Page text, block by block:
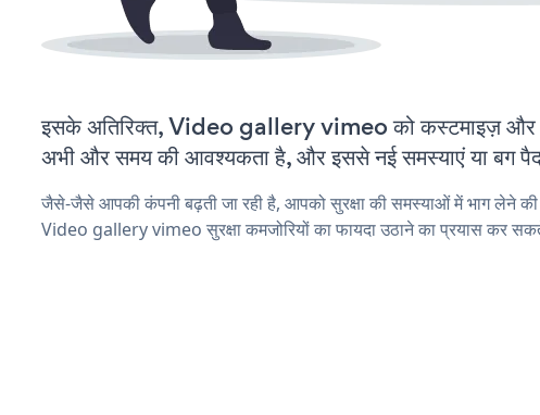
इसके अतिरिक्त, Video gallery vimeo को कस्टमाइज़
अभी और समय की आवश्यकता है, और इससे नई समस्याएं या बग
जैसे-जैसे आपकी कंपनी बढ़ती जा रही है, आपको सुरक्षा की समस्याओं में भाग लेने की
Video gallery vimeo सुरक्षा कमजोरियों का फायदा उठाने का प्रयास कर